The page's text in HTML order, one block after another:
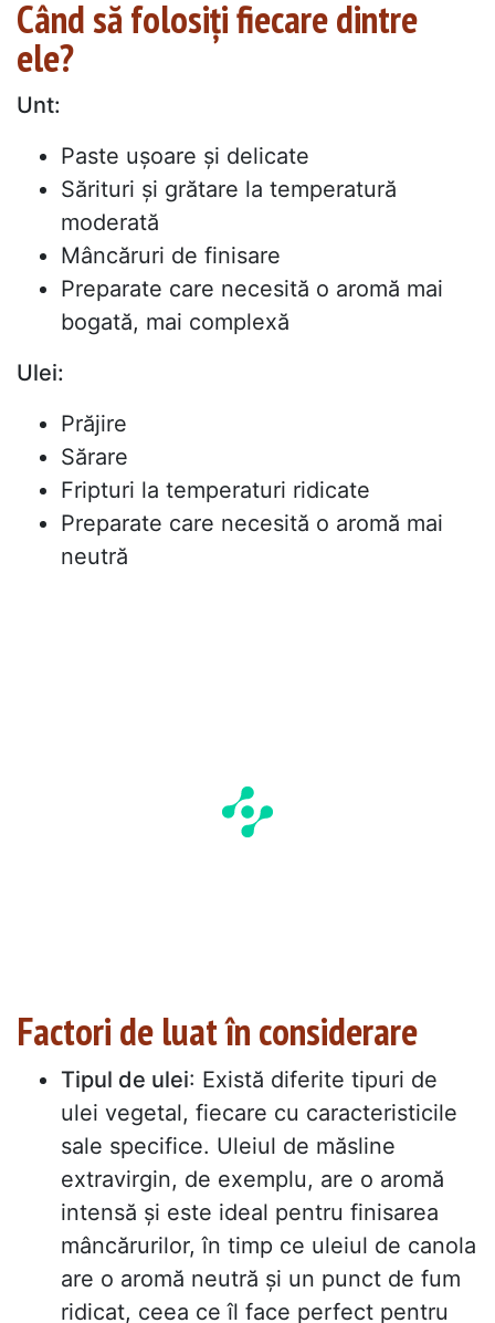
Când să folosiți fiecare dintre
ele?
Unt:
Paste ușoare și delicate
Sărituri și grătare la temperatură
moderată
Mâncăruri de finisare
Preparate care necesită o aromă mai
bogată, mai complexă
Ulei:
Prăjire
Sărare
Fripturi la temperaturi ridicate
Preparate care necesită o aromă mai
neutră
Factori de luat în considerare
Tipul de ulei: Există diferite tipuri de
ulei vegetal, fiecare cu caracteristicile
sale specifice. Uleiul de măsline
extravirgin, de exemplu, are o aromă
intensă și este ideal pentru finisarea
mâncărurilor, în timp ce uleiul de canola
are o aromă neutră și un punct de fum
ridicat, ceea ce îl face perfect pentru